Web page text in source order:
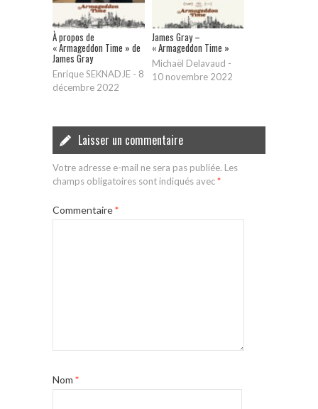
À propos de
« Armageddon Time » de
James Gray
Enrique SEKNADJE - 8
décembre 2022
James Gray –
« Armageddon Time »
Michaël Delavaud -
10 novembre 2022
Laisser un commentaire
Votre adresse e-mail ne sera pas publiée. Les
champs obligatoires sont indiqués avec*
Commentaire*
Nom *